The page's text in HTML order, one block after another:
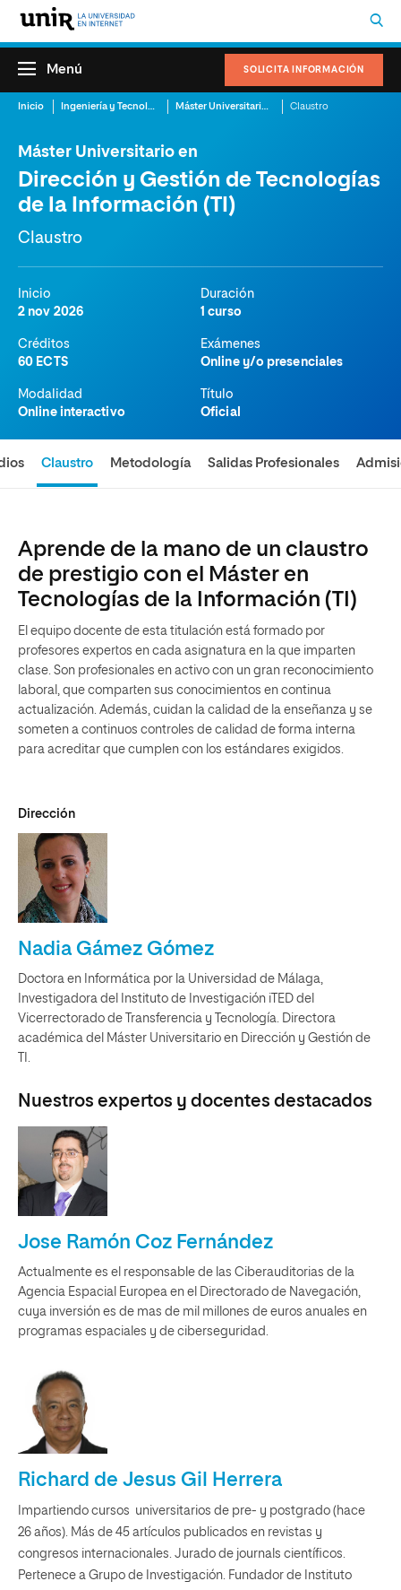
SOLICITA INFORMACIÓN
Menú
Inicio Ingeniería y Tecnología Máster Universitario en Dirección y Gestión de Tecnologías de la Información (TI) Claustro
Máster Universitario en
Dirección y Gestión de Tecnologías
de la Información (TI)
Claustro
Inicio
2 nov 2026
Duración
1 curso
Créditos
60 ECTS
Exámenes
Online y/o presenciales
Modalidad
Online interactivo
Título
Oficial
Claustro Metodología Salidas Profesionales
Aprende de la mano de un claustro
de prestigio con el Máster en
Tecnologías de la Información (TI)
El equipo docente de esta titulación está formado por
profesores expertos en cada asignatura en la que imparten
clase. Son profesionales en activo con un gran reconocimiento
laboral, que comparten sus conocimientos en continua
actualización. Además, cuidan la calidad de la enseñanza y se
someten a continuos controles de calidad de forma interna
para acreditar que cumplen con los estándares exigidos.
Dirección
Nadia Gámez Gómez
Doctora en Informática por la Universidad de Málaga,
Investigadora del Instituto de Investigación iTED del
Vicerrectorado de Transferencia y Tecnología. Directora
académica del Máster Universitario en Dirección y Gestión de
TI.
Nuestros expertos y docentes destacados
Jose Ramón Coz Fernández
Actualmente es el responsable de las Ciberauditorias de la
Agencia Espacial Europea en el Directorado de Navegación,
cuya inversión es de mas de mil millones de euros anuales en
programas espaciales y de ciberseguridad.
Richard de Jesus Gil Herrera
Impartiendo cursos universitarios de pre- y postgrado (hace
26 años). Más de 45 artículos publicados en revistas y
congresos internacionales. Jurado de journals científicos.
Pertenece a Grupo de Investigación. Fundador de Instituto